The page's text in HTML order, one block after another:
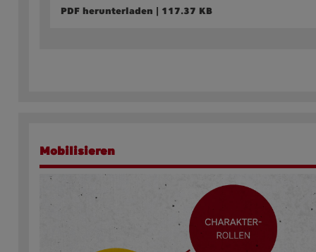
PDF herunterladen | 117.37 KB
Mobilisieren